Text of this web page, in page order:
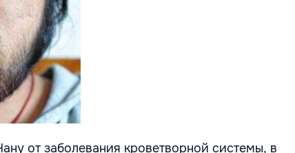
от заболевания кроветворной системы, в